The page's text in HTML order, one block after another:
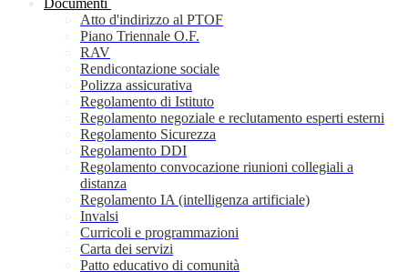
Documenti
Atto d'indirizzo al PTOF
Piano Triennale O.F.
RAV
Rendicontazione sociale
Polizza assicurativa
Regolamento di Istituto
Regolamento negoziale e reclutamento esperti esterni
Regolamento Sicurezza
Regolamento DDI
Regolamento convocazione riunioni collegiali a
distanza
Regolamento IA (intelligenza artificiale)
Invalsi
Curricoli e programmazioni
Carta dei servizi
Patto educativo di comunità